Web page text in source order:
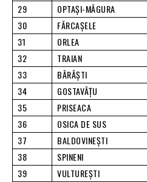
29
OPTAŞI-MĂGURA
30
FĂRCAŞELE
31
ORLEA
32
TRAIAN
33
BĂRĂŞTI
34
GOSTAVĂŢU
35
PRISEACA
36
OSICA DE SUS
37
BALDOVINEŞTI
38
SPINENI
39
VULTUREŞTI